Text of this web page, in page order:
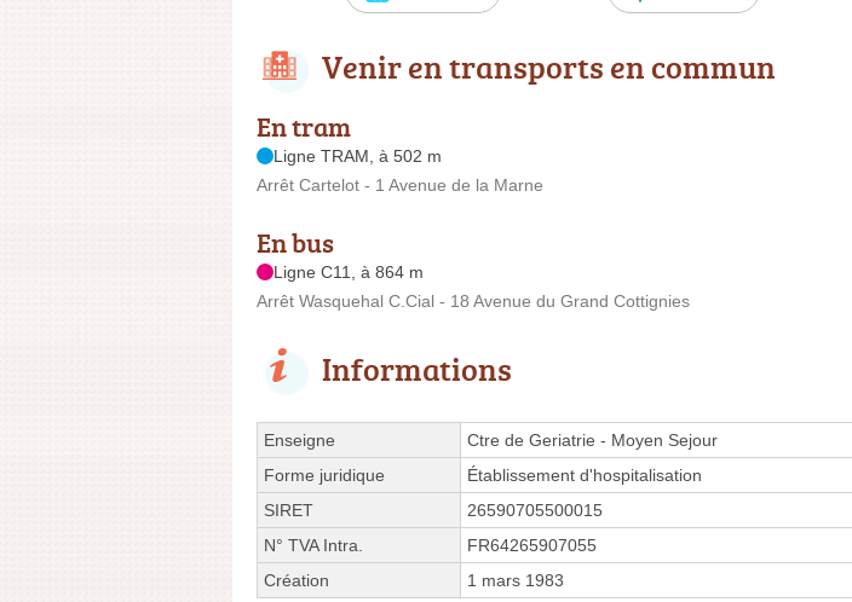
Venir en transports en commun
En tram
Ligne TRAM, à 502 m
Arrêt Cartelot - 1 Avenue de la Marne
En bus
Ligne C11, à 864 m
Arrêt Wasquehal C.Cial - 18 Avenue du Grand Cottignies
Informations
Enseigne
Ctre de Geriatrie - Moyen Sejour
Forme juridique
Établissement d'hospitalisation
SIRET
26590705500015
N° TVA Intra.
FR64265907055
Création
1 mars 1983